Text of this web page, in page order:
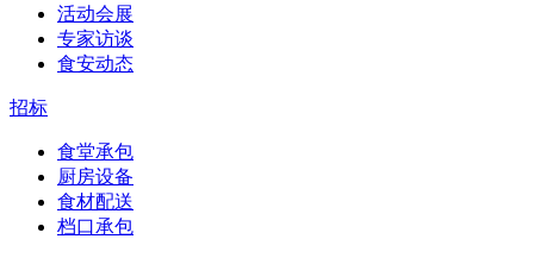
活动会展
专家访谈
食安动态
招标
食堂承包
厨房设备
食材配送
档口承包